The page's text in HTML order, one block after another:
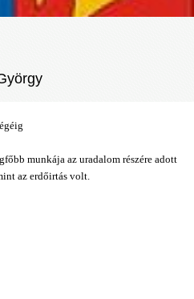
munkája az uradalom részére adott
az erdőirtás volt.